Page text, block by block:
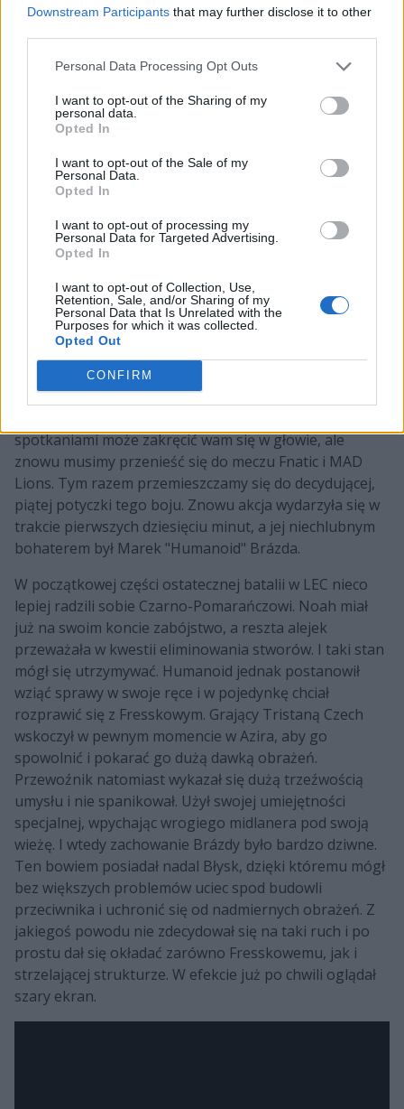
Downstream Participants that may further disclose it to other
Personal Data Processing Opt Outs
I want to opt-out of the Sharing of my
personal data.
Opted In
I want to opt-out of the Sale of my
Personal Data.
Opted In
I want to opt-out of processing my
Personal Data for Targeted Advertising.
Opted In
I want to opt-out of Collection, Use,
Retention, Sale, and/or Sharing of my
Personal Data that Is Unrelated with the
Purposes for which it was collected.
Opted Out
CONFIRM
bezpiecznie. Jakie musiało być jego zdziwienie, kiedy
20-latek idealnie skorzystał ze swoich umiejętności tak,
aby zatrzymać go pod wieżą, która dokładała obrażeń.
nie uratowało. Myrwn bowiem dorzucił w jego stronę
jeszcze jednym kamieniem, a po chwili przemienił się w
zniszczenia. W obronie swojego środkowego nie mógł
nic wskórać nawet jego dżungler.
2. Humanoid i jego dziwne pomysły
spotkaniami może zakręcić wam się w głowie, ale
znowu musimy przenieść się do meczu Fnatic i MAD
Lions. Tym razem przemieszczamy się do decydującej,
piątej potyczki tego boju. Znowu akcja wydarzyła się w
trakcie pierwszych dziesięciu minut, a jej niechlubnym
bohaterem był Marek "Humanoid" Brázda.
W początkowej części ostatecznej batalii w LEC nieco
lepiej radzili sobie Czarno-Pomarańczowi. Noah miał
już na swoim koncie zabójstwo, a reszta alejek
przeważała w kwestii eliminowania stworów. I taki stan
mógł się utrzymywać. Humanoid jednak postanowił
wziąć sprawy w swoje ręce i w pojedynkę chciał
rozprawić się z Fresskowym. Grający Tristaną Czech
wskoczył w pewnym momencie w Azira, aby go
spowolnić i pokarać go dużą dawką obrażeń.
Przewoźnik natomiast wykazał się dużą trzeźwością
umysłu i nie spanikował. Użył swojej umiejętności
specjalnej, wpychając wrogiego midlanera pod swoją
wieżę. I wtedy zachowanie Brázdy było bardzo dziwne.
Ten bowiem posiadał nadal Błysk, dzięki któremu mógł
bez większych problemów uciec spod budowli
przeciwnika i uchronić się od nadmiernych obrażeń. Z
jakiegoś powodu nie zdecydował się na taki ruch i po
prostu dał się okładać zarówno Fresskowemu, jak i
strzelającej strukturze. W efekcie już po chwili oglądał
szary ekran.